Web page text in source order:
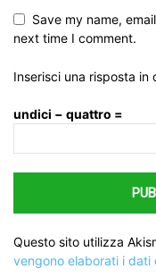
Save my name,
next time I comment.
Inserisci una risposta in
undici − quattro =
Questo sito utilizza
vengono elaborati i